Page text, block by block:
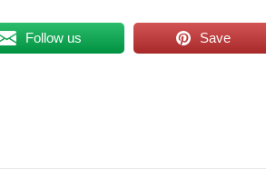
Follow us Save